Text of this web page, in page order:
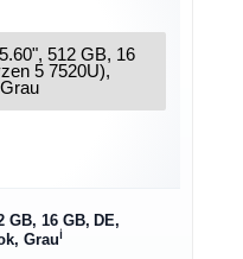
GB, 16 GB, DE,
Grauℹ︎